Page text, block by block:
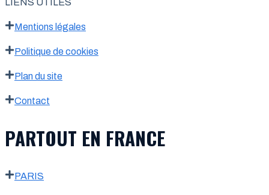
Mentions légales
Politique de cookies
Plan du site
Contact
PARTOUT EN FRANCE
PARIS